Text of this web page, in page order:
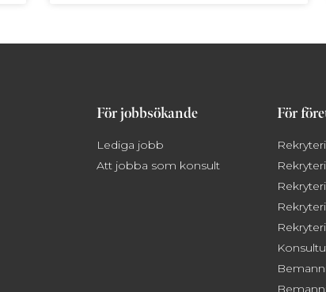
För jobbsökande
Lediga jobb
Att jobba som konsult
För